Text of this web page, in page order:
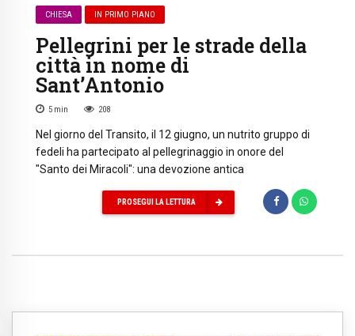
CHIESA IN PRIMO PIANO
Pellegrini per le strade della
città in nome di
Sant’Antonio
5 min 208
Nel giorno del Transito, il 12 giugno, un nutrito gruppo di
fedeli ha partecipato al pellegrinaggio in onore del
"Santo dei Miracoli": una devozione antica
PROSEGUI LA LETTURA